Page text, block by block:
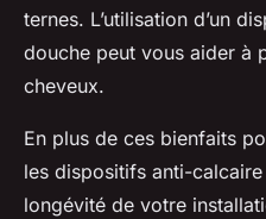
ternes. L’utilisation d’un
douche peut vous aider à
cheveux.
En plus de ces bienfaits
les dispositifs anti-
longévité de votre